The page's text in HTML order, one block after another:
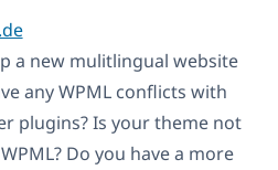
a new mulitlingual website
any WPML conflicts with
plugins? Is your theme not
Do you have a more